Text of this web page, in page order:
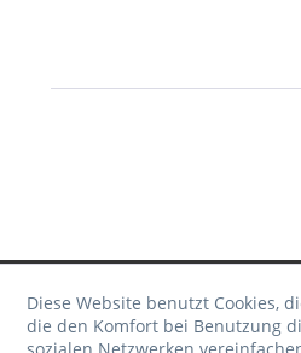
Diese Website benutzt Cookies,
die den Komfort bei Benutzung